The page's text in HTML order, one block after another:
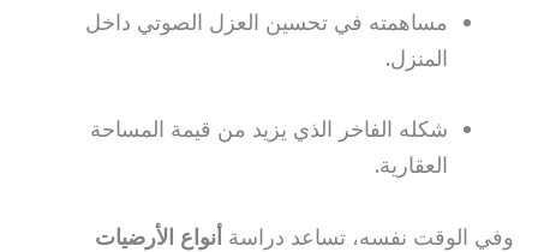
مساهمته في تحسين العزل الصوتي داخل
المنزل.
شكله الفاخر الذي يزيد من قيمة المساحة
العقارية.
وفي الوقت نفسه، تساعد دراسة أنواع الأرضيات